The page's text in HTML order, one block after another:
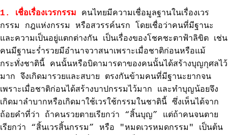
1. เชื่อเรื่องเวรกรรม คนไทยมีความเชื่อมูลฐานในเรื่องเวร
กรรม กฎแห่งกรรม หรือสวรรค์นรก โดยเชื่อว่าคนที่มีฐานะ
และความเป็นอยู่แตกต่างกัน เป็นเรื่องของโชคชะตาฟ้าลิขิต เช่น
คนมีฐานะร่ำรวยมีอำนาจวาสนาเพราะเมื่อชาติก่อนหรือแม้
กระทั่งชาตินี้ คนนั้นหรือบิดามารดาของคนนั้นได้สร้างบุญกุศลไว้
มาก จึงเกิดมารวยและสบาย ตรงกันข้ามคนที่มีฐานะยากจน
เพราะเมื่อชาติก่อนได้สร้างบาปกรรมไว้มาก และทำบุญน้อยจึง
เกิดมาลำบากหรือเกิดมาใช้เวรใช้กรรมในชาตินี้ ซึ่งเห็นได้จาก
ถ้อยคำที่ว่า ถ้าคนรวยตายเรียกว่า “สิ้นบุญ” แต่ถ้าคนจนตาย
เรียกว่า “สิ้นเวรสิ้นกรรม” หรือ "หมดเวรหมดกรรม" เป็นต้น